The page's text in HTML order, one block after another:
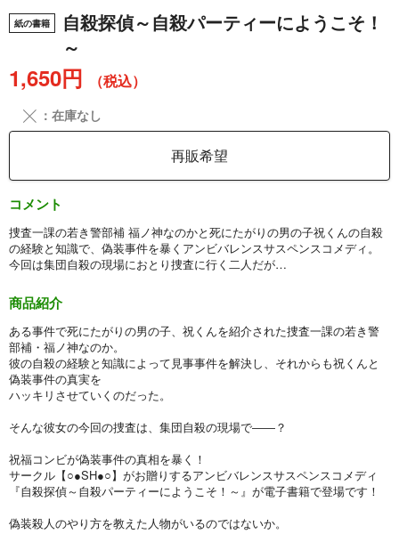
紙の書籍
自殺探偵～自殺パーティーにようこそ！
～
1,650円 （税込）
╳ ：在庫なし
再販希望
コメント
捜査一課の若き警部補 福ノ神なのかと死にたがりの男の子祝くんの自殺
の経験と知識で、偽装事件を暴くアンビバレンスサスペンスコメディ。
今回は集団自殺の現場におとり捜査に行く二人だが…
商品紹介
ある事件で死にたがりの男の子、祝くんを紹介された捜査一課の若き警
部補・福ノ神なのか。
彼の自殺の経験と知識によって見事事件を解決し、それからも祝くんと
偽装事件の真実を
ハッキリさせていくのだった。
そんな彼女の今回の捜査は、集団自殺の現場で――？
祝福コンビが偽装事件の真相を暴く！
サークル【○●SH●○】がお贈りするアンビバレンスサスペンスコメディ
『自殺探偵～自殺パーティーにようこそ！～』が電子書籍で登場です！
偽装殺人のやり方を教えた人物がいるのではないか。